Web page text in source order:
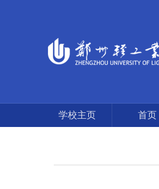
学校主页 首页